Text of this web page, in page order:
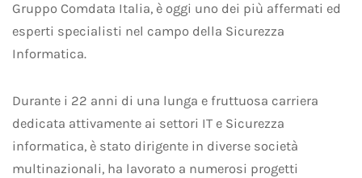
Gruppo Comdata Italia, è oggi uno dei più affermati ed
esperti specialisti nel campo della Sicurezza
Informatica.
Durante i 22 anni di una lunga e fruttuosa carriera
dedicata attivamente ai settori IT e Sicurezza
informatica, è stato dirigente in diverse società
multinazionali, ha lavorato a numerosi progetti